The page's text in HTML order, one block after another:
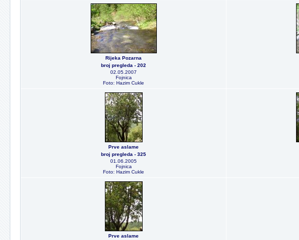
Rijeka Pozarna
broj pregleda - 202
02.05.2007
Fojnica
Foto: Hazim Cukle
Prve aslame
broj pregleda - 325
01.06.2005
Fojnica
Foto: Hazim Cukle
Prve aslame